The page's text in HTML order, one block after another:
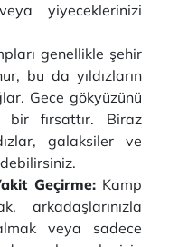
yiyeceklerinizi
genellikle şehir
bu da yıldızların
Gece gökyüzünü
bir fırsattır. Biraz
galaksiler ve
Geçirme: Kamp
arkadaşlarınızla
veya sadece